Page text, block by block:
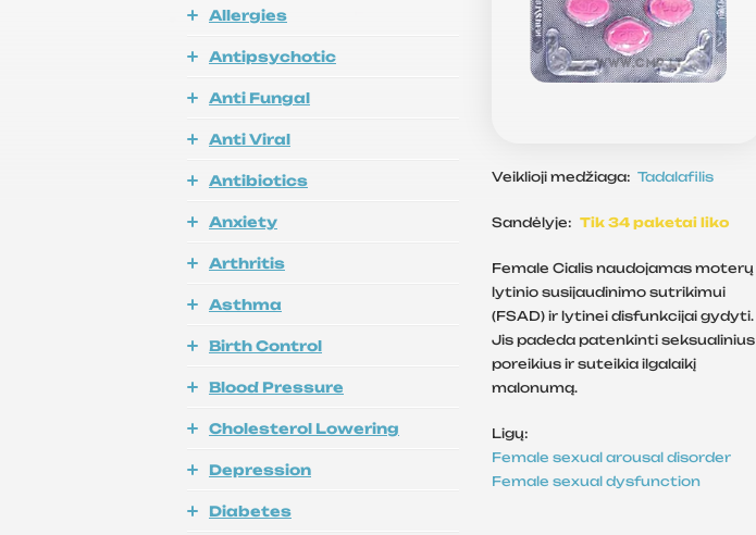
Allergies
Antipsychotic
Anti Fungal
Anti Viral
Antibiotics
Anxiety
Arthritis
Asthma
Birth Control
Blood Pressure
Cholesterol Lowering
Depression
Diabetes
Veiklioji medžiaga: Tadalafilis
Sandėlyje: Tik 34 paketai liko
Female Cialis naudojamas moterų
lytinio susijaudinimo sutrikimui
(FSAD) ir lytinei disfunkcijai gydyti.
Jis padeda patenkinti seksualinius
poreikius ir suteikia ilgalaikį
malonumą.
Ligų:
Female sexual arousal disorder
Female sexual dysfunction